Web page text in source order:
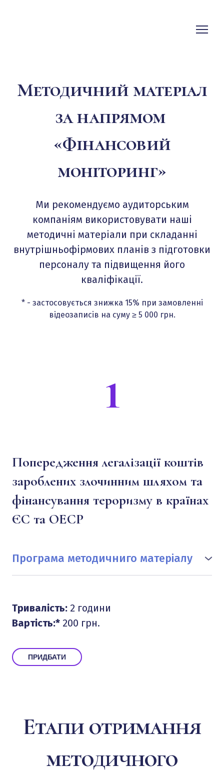
Підпишіться на розсилку, щоб не пропустити знижки
та акційні пропозиції
Електронна пошта *
Підписатися на розсилку
Методичний матеріал
за напрямом
«Фінансовий
моніторинг»
Ми рекомендуємо аудиторським
компаніям використовувати наші
методичні матеріали при складанні
внутрішньофірмових планів з підготовки
персоналу та підвищення його
кваліфікації.
* - застосовується знижка 15% при замовленні
відеозаписів на суму ≥ 5 000 грн.
1
Попередження легалізації коштів
зароблених злочинним шляхом та
фінансування тероризму в країнах
ЄС та ОЕСР
Програма методичниго матеріалу
країнах ЄС та ОЕСР.
2. Ризик-орієнтований підхід щодо виявлення
ризиків легалізації коштів зароблених злочинним
ОЕСР.
3. Високоризикові країни.
злочинним шляхом та фінансування тероризму в
Тривалість: 2 години
Вартість:* 200 грн.
ПРИДБАТИ
Етапи отримання
методичного